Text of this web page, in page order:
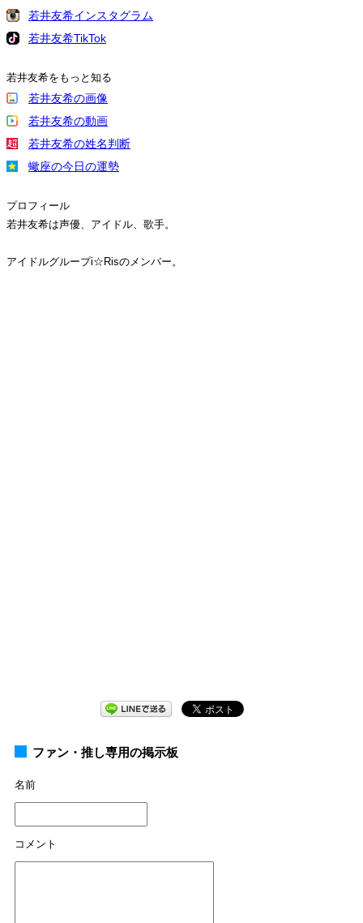
若井友希インスタグラム
若井友希TikTok
若井友希をもっと知る
若井友希の画像
若井友希の動画
若井友希の姓名判断
蠍座の今日の運勢
プロフィール
若井友希は声優、アイドル、歌手。
アイドルグループi☆Risのメンバー。
ファン・推し専用の掲示板
名前
コメント